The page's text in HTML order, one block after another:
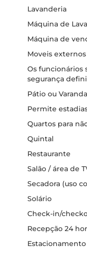
Lavanderia
Máquina de
Máquina de
Moveis externos
Os funcionários
segurança
Pátio ou Varanda
Permite
Quartos para
Quintal
Restaurante
Salão / área de
Secadora (uso
Solário
Check-in/
Recepção 24
Estacionamento